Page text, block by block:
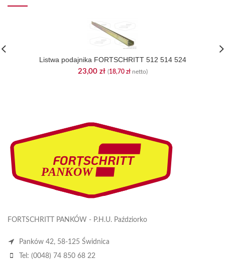
Listwa podajnika FORTSCHRITT 512 514 524
23,00 zł (18,70 złnetto)
FORTSCHRITT PANKÓW - P.H.U. Paździorko
Panków 42, 58-125 Świdnica
Tel: (0048) 74 850 68 22